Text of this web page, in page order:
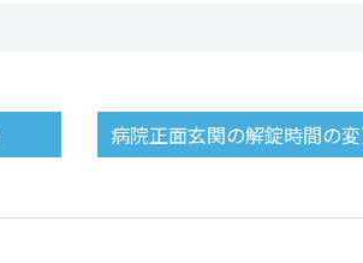
病院正面玄関の解錠時間の